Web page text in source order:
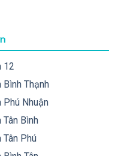
12
Bình Thạnh
Phú Nhuận
Tân Bình
Tân Phú